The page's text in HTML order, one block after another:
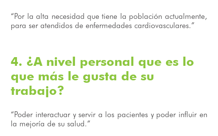
“Por la alta necesidad que tiene la población actualmente,
para ser atendidos de enfermedades cardiovasculares.”
4. ¿A nivel personal que es lo
que más le gusta de su
trabajo?
“Poder interactuar y servir a los pacientes y poder influir en
la mejoría de su salud.”